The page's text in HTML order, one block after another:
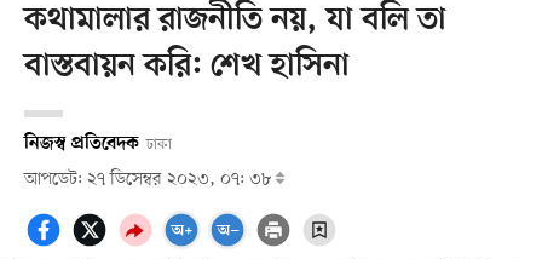
কথামালার রাজনীতি নয়, যা বলি তা
বাস্তবায়ন করি: শেখ হাসিনা
নিজস্ব প্রতিবেদক ঢাকা
আপডেট: ২৭ ডিসেম্বর ২০২৩, ০৭: ৩৮